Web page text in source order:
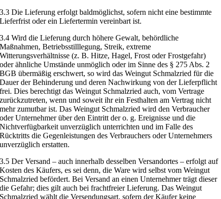
3.3 Die Lieferung erfolgt baldmöglichst, sofern nicht eine bestimmte
Lieferfrist oder ein Liefertermin vereinbart ist.
3.4 Wird die Lieferung durch höhere Gewalt, behördliche
Maßnahmen, Betriebsstilllegung, Streik, extreme
Witterungsverhältnisse (z. B. Hitze, Hagel, Frost oder Frostgefahr)
oder ähnliche Umstände unmöglich oder im Sinne des § 275 Abs. 2
BGB übermäßig erschwert, so wird das Weingut Schmalzried für die
Dauer der Behinderung und deren Nachwirkung von der Lieferpflicht
frei. Dies berechtigt das Weingut Schmalzried auch, vom Vertrage
zurückzutreten, wenn und soweit ihr ein Festhalten am Vertrag nicht
mehr zumutbar ist. Das Weingut Schmalzried wird den Verbraucher
oder Unternehmer über den Eintritt der o. g. Ereignisse und die
Nichtverfügbarkeit unverzüglich unterrichten und im Falle des
Rücktritts die Gegenleistungen des Verbrauchers oder Unternehmers
unverzüglich erstatten.
3.5 Der Versand – auch innerhalb desselben Versandortes – erfolgt auf
Kosten des Käufers, es sei denn, die Ware wird selbst vom Weingut
Schmalzried befördert. Bei Versand an einen Unternehmer trägt dieser
die Gefahr; dies gilt auch bei frachtfreier Lieferung. Das Weingut
Schmalzried wählt die Versendungsart, sofern der Käufer keine